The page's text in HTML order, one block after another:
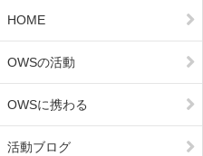
HOME
OWSの活動
OWSに携わる
活動ブログ